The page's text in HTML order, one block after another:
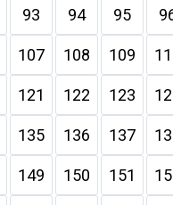
93 94 95
107 108 109
121 122 123
135 136 137
149 150 151